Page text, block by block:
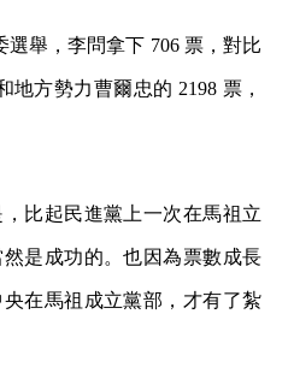
選舉，李問拿下 706 票，對比
地方勢力曹爾忠的 2198 票，
比起民進黨上一次在馬祖立
是成功的。也因為票數成長
在馬祖成立黨部，才有了紮